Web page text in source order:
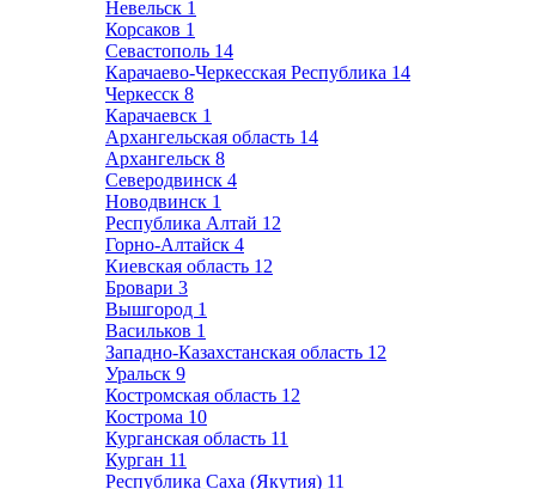
Невельск 1
Корсаков 1
Севастополь 14
Карачаево-Черкесская Республика 14
Черкесск 8
Карачаевск 1
Архангельская область 14
Архангельск 8
Северодвинск 4
Новодвинск 1
Республика Алтай 12
Горно-Алтайск 4
Киевская область 12
Бровари 3
Вышгород 1
Васильков 1
Западно-Казахстанская область 12
Уральск 9
Костромская область 12
Кострома 10
Курганская область 11
Курган 11
Республика Саха (Якутия) 11